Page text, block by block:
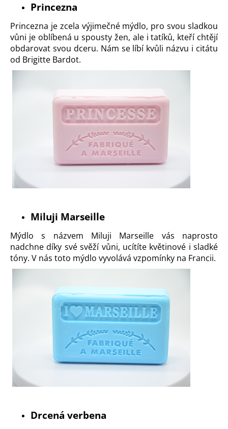
Princezna
Princezna je zcela výjimečné mýdlo, pro svou sladkou
vůni je oblíbená u spousty žen, ale i tatíků, kteří chtějí
obdarovat svou dceru. Nám se líbí kvůli názvu i citátu
od Brigitte Bardot.
Miluji Marseille
Mýdlo s názvem Miluji Marseille vás naprosto
nadchne díky své svěží vůni, ucítíte květinové i sladké
tóny. V nás toto mýdlo vyvolává vzpomínky na Francii.
Drcená verbena
m
e